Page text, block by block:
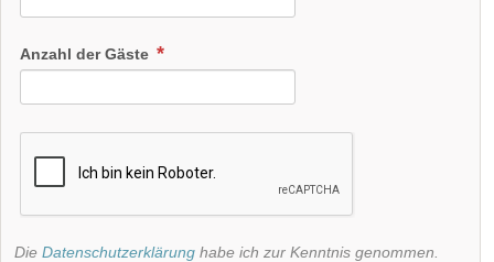
Anzahl der Gäste
Die Datenschutzerklärung habe ich zur Kenntnis genommen.